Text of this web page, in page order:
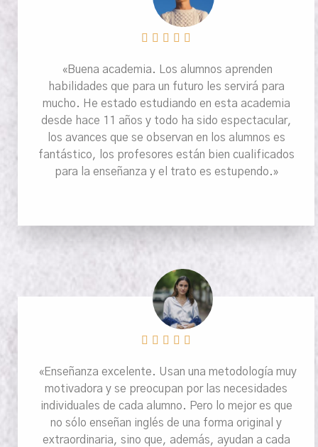
    
«Buena academia. Los alumnos aprenden
habilidades que para un futuro les servirá para
mucho. He estado estudiando en esta academia
desde hace 11 años y todo ha sido espectacular,
los avances que se observan en los alumnos es
fantástico, los profesores están bien cualificados
para la enseñanza y el trato es estupendo.»
    
«Enseñanza excelente. Usan una metodología muy
motivadora y se preocupan por las necesidades
individuales de cada alumno. Pero lo mejor es que
no sólo enseñan inglés de una forma original y
extraordinaria, sino que, además, ayudan a cada